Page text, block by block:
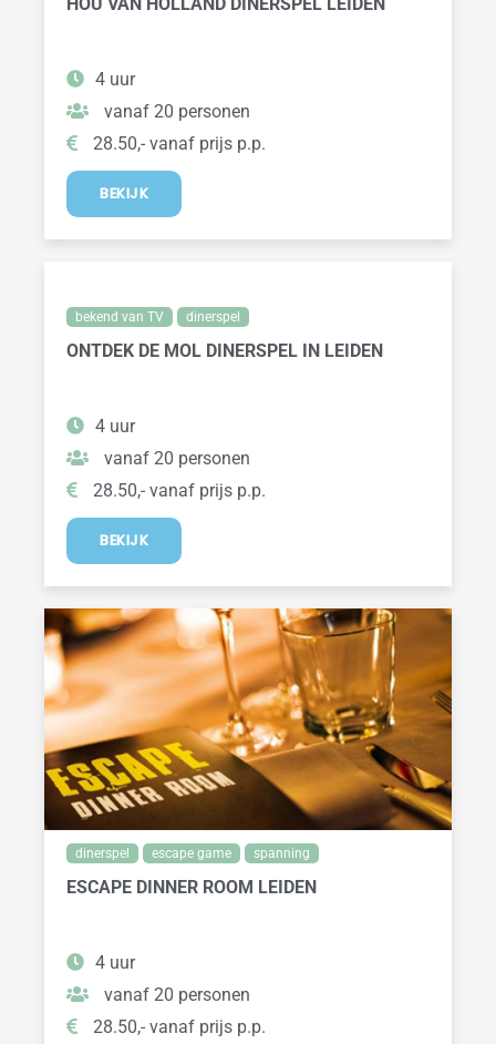
4 uur
vanaf 20 personen
28.50,- vanaf prijs p.p.
BEKIJK
bekend van TV dinerspel
ONTDEK DE MOL DINERSPEL IN LEIDEN
4 uur
vanaf 20 personen
28.50,- vanaf prijs p.p.
BEKIJK
dinerspel escape game spanning
ESCAPE DINNER ROOM LEIDEN
4 uur
vanaf 20 personen
28.50,- vanaf prijs p.p.